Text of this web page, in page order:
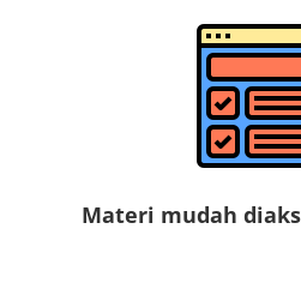
Materi mudah